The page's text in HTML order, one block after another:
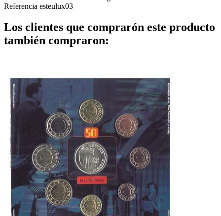
Referencia esteulux03
Los clientes que comprarón este producto
también compraron: